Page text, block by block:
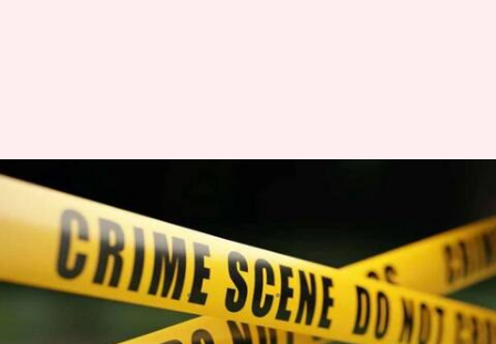
UP: అన్నంలో విషం కలిపి భర్త
హత్య.. యూపీలో ప్రేమ పిశాచినీ
చేష్టలు!
వ్రాసిన వారు Jayachandra Akuri Jul 26, 2025 02:09 pm